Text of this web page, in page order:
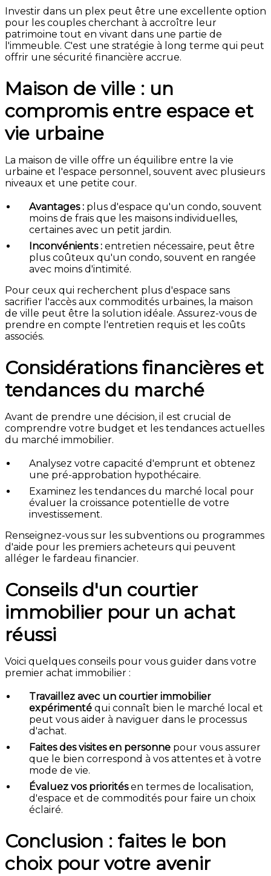
Investir dans un plex peut être une excellente option
pour les couples cherchant à accroître leur
patrimoine tout en vivant dans une partie de
l'immeuble. C'est une stratégie à long terme qui peut
offrir une sécurité financière accrue.
Maison de ville : un
compromis entre espace et
vie urbaine
La maison de ville offre un équilibre entre la vie
urbaine et l'espace personnel, souvent avec plusieurs
niveaux et une petite cour.
Avantages : plus d'espace qu'un condo, souvent
moins de frais que les maisons individuelles,
certaines avec un petit jardin.
Inconvénients : entretien nécessaire, peut être
plus coûteux qu'un condo, souvent en rangée
avec moins d'intimité.
Pour ceux qui recherchent plus d'espace sans
sacrifier l'accès aux commodités urbaines, la maison
de ville peut être la solution idéale. Assurez-vous de
prendre en compte l'entretien requis et les coûts
associés.
Considérations financières et
tendances du marché
Avant de prendre une décision, il est crucial de
comprendre votre budget et les tendances actuelles
du marché immobilier.
Analysez votre capacité d'emprunt et obtenez
une pré-approbation hypothécaire.
Examinez les tendances du marché local pour
évaluer la croissance potentielle de votre
investissement.
Renseignez-vous sur les subventions ou programmes
d'aide pour les premiers acheteurs qui peuvent
alléger le fardeau financier.
Conseils d'un courtier
immobilier pour un achat
réussi
Voici quelques conseils pour vous guider dans votre
premier achat immobilier :
Travaillez avec un courtier immobilier
expérimenté qui connaît bien le marché local et
peut vous aider à naviguer dans le processus
d'achat.
Faites des visites en personne pour vous assurer
que le bien correspond à vos attentes et à votre
mode de vie.
Évaluez vos prioritésen termes de localisation,
d'espace et de commodités pour faire un choix
éclairé.
Conclusion : faites le bon
choix pour votre avenir